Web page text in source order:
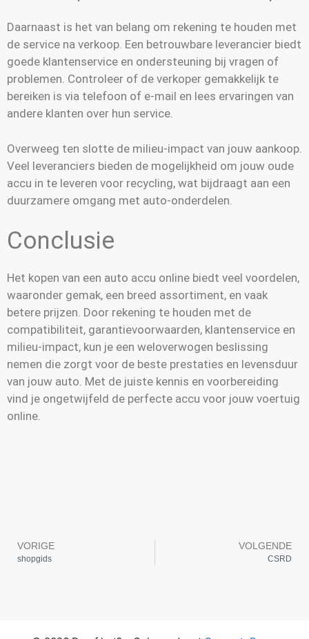
Daarnaast is het van belang om rekening te houden met
de service na verkoop. Een betrouwbare leverancier biedt
goede klantenservice en ondersteuning bij vragen of
problemen. Controleer of de verkoper gemakkelijk te
bereiken is via telefoon of e-mail en lees ervaringen van
andere klanten over hun service.
Overweeg ten slotte de milieu-impact van jouw aankoop.
Veel leveranciers bieden de mogelijkheid om jouw oude
accu in te leveren voor recycling, wat bijdraagt aan een
duurzamere omgang met auto-onderdelen.
Conclusie
Het kopen van een auto accu online biedt veel voordelen,
waaronder gemak, een breed assortiment, en vaak
betere prijzen. Door rekening te houden met de
compatibiliteit, garantievoorwaarden, klantenservice en
milieu-impact, kun je een weloverwogen beslissing
nemen die zorgt voor de beste prestaties en levensduur
van jouw auto. Met de juiste kennis en voorbereiding
vind je ongetwijfeld de perfecte accu voor jouw voertuig
online.
VORIGE
shopgids
VOLGENDE
CSRD